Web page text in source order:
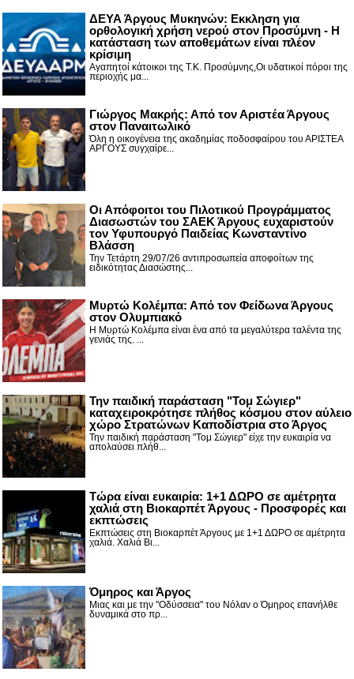
ΔΕΥΑ Άργους Μυκηνών: Εκκληση για
ορθολογική χρήση νερού στον Προσύμνη - Η
κατάσταση των αποθεμάτων είναι πλέον
κρίσιμη
Αγαπητοί κάτοικοι της Τ.Κ. Προσύμνης,Οι υδατικοί πόροι της
περιοχής μα...
Γιώργος Μακρής: Από τον Αριστέα Άργους
στον Παναιτωλικό
Όλη η οικογένεια της ακαδημίας ποδοσφαίρου του ΑΡΙΣΤΕΑ
ΑΡΓΟΥΣ συγχαίρε...
Οι Απόφοιτοι του Πιλοτικού Προγράμματος
Διασωστών του ΣΑΕΚ Άργους ευχαριστούν
τον Υφυπουργό Παιδείας Κωνσταντίνο
Βλάσση
Την Τετάρτη 29/07/26 αντιπροσωπεία αποφοίτων της
ειδικότητας Διασώστης...
Μυρτώ Κολέμπα: Από τον Φείδωνα Άργους
στον Ολυμπιακό
Η Μυρτώ Κολέμπα είναι ένα από τα μεγαλύτερα ταλέντα της
γενιάς της. ...
Την παιδική παράσταση "Τομ Σώγιερ"
καταχειροκρότησε πλήθος κόσμου στον αύλειο
χώρο Στρατώνων Καποδίστρια στο Άργος
Την παιδική παράσταση "Τομ Σώγιερ" είχε την ευκαιρία να
απολαύσει πλήθ...
Τώρα είναι ευκαιρία: 1+1 ΔΩΡΟ σε αμέτρητα
χαλιά στη Βιοκαρπέτ Άργους - Προσφορές και
εκπτώσεις
Εκπτώσεις στη Βιοκαρπέτ Άργους με 1+1 ΔΩΡΟ σε αμέτρητα
χαλιά. Χαλιά Βι...
Όμηρος και Άργος
Μιας και με την "Οδύσσεια" του Νόλαν ο Όμηρος επανήλθε
δυναμικά στο πρ...